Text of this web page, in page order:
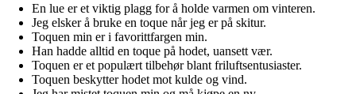
En lue er et viktig plagg for å holde varmen om vinteren.
Jeg elsker å bruke en toque når jeg er på skitur.
Toquen min er i favorittfargen min.
Han hadde alltid en toque på hodet, uansett vær.
Toquen er et populært tilbehør blant friluftsentusiaster.
Toquen beskytter hodet mot kulde og vind.